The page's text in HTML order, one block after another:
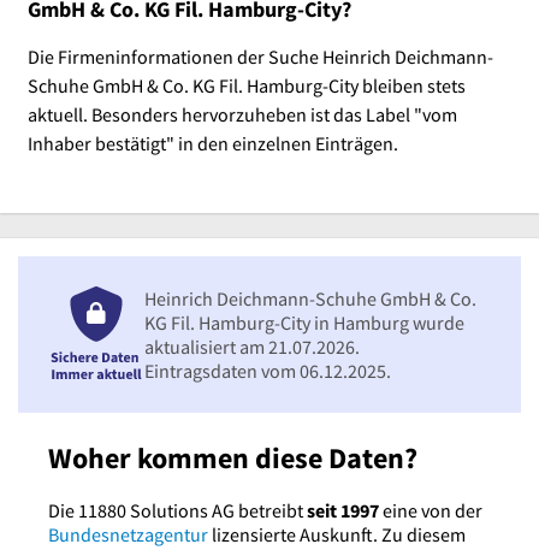
GmbH & Co. KG Fil. Hamburg-City?
Die Firmeninformationen der Suche Heinrich Deichmann-
Schuhe GmbH & Co. KG Fil. Hamburg-City bleiben stets
aktuell. Besonders hervorzuheben ist das Label "vom
Inhaber bestätigt" in den einzelnen Einträgen.
Woher kommen diese Daten?
Die 11880 Solutions AG betreibtseit 1997eine von der
Bundesnetzagentur lizensierte Auskunft. Zu diesem
Heinrich Deichmann-Schuhe GmbH & Co.
KG Fil. Hamburg-City in Hamburg wurde
aktualisiert am 21.07.2026.
Eintragsdaten vom 06.12.2025.